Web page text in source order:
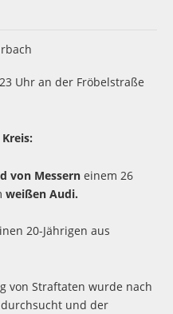
Uhr an der Fröbelstraße
von Messern einem 26
weißen Audi.
20-Jährigen aus
von Straftaten wurde nach
und der